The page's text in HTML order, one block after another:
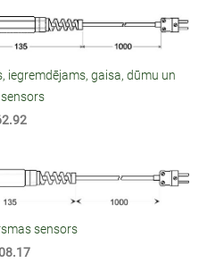
iegremdējams, gaisa, dūmu un
sensors